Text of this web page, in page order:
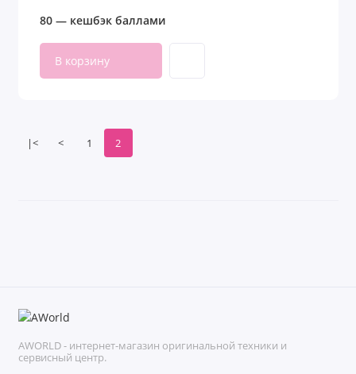
80 — кешбэк баллами
В корзину
|< < 1 2
AWORLD - интернет-магазин оригинальной техники и
сервисный центр.